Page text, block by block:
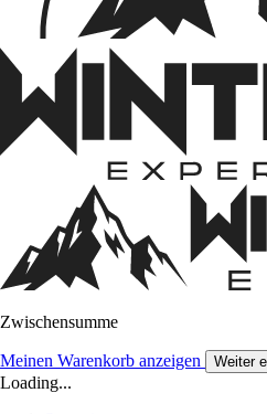
Zwischensumme
Meinen Warenkorb anzeigen Weiter
Loading...